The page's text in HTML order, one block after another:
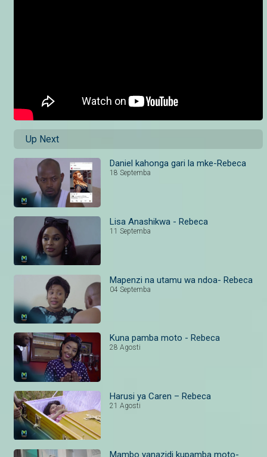
Up Next
Daniel kahonga gari la mke-Rebeca
18 Septemba
Lisa Anashikwa - Rebeca
11 Septemba
Mapenzi na utamu wa ndoa- Rebeca
04 Septemba
Kuna pamba moto - Rebeca
28 Agosti
Harusi ya Caren – Rebeca
21 Agosti
Mambo yanazidi kupamba moto-